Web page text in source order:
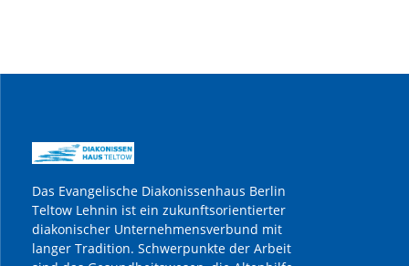
Das Evangelische Diakonissenhaus Berlin
Teltow Lehnin ist ein zukunftsorientierter
diakonischer Unternehmensverbund mit
langer Tradition. Schwerpunkte der Arbeit